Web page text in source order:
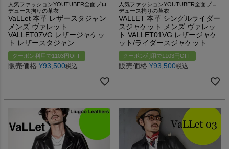
人気ファッションYOUTUBER全面プロ
デュース拘りの革衣
VaLLet 本革 レザースタジャン
メンズ ヴァレット
VALLET07VG レザージャケッ
ト レザースタジャン
クーポン利用で1103円OFF
販売価格 ¥93,500税込
人気ファッションYOUTUBER全面プロ
デュース拘りの革衣
VALLET 本革 シングルライダー
スジャケット メンズ ヴァレッ
ト VALLET01VG レザージャケ
ット/ライダースジャケット
クーポン利用で1103円OFF
販売価格 ¥93,500税込